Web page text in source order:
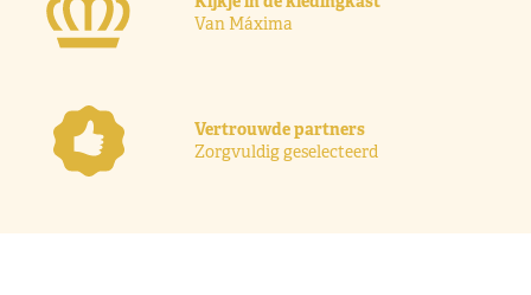
Van Máxima
Vertrouwde partners
Zorgvuldig geselecteerd